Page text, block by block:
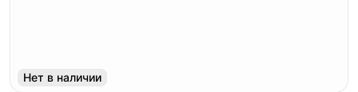
Нет в наличии